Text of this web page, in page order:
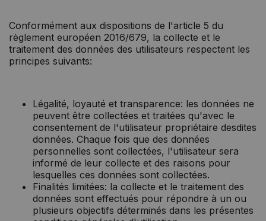
Conformément aux dispositions de l'article 5 du
règlement européen 2016/679, la collecte et le
traitement des données des utilisateurs respectent les
principes suivants:
Légalité, loyauté et transparence: les données ne
peuvent être collectées et traitées qu'avec le
consentement de l'utilisateur propriétaire desdites
données. Chaque fois que des données
personnelles sont collectées, l'utilisateur sera
informé de leur collecte et des raisons pour
lesquelles ces données sont collectées.
Finalités limitées: la collecte et le traitement des
données sont effectués pour répondre à un ou
plusieurs objectifs déterminés dans les présentes